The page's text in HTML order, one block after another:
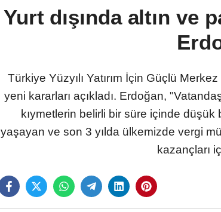
Yurt dışında altın ve
Türkiye Yüzyılı Yatırım İçin Güçlü
yeni kararları açıkladı. Erdoğan,
kıymetlerin belirli bir süre içinde düşük
yaşayan ve son 3 yılda ülkemizde vergi
kazançları